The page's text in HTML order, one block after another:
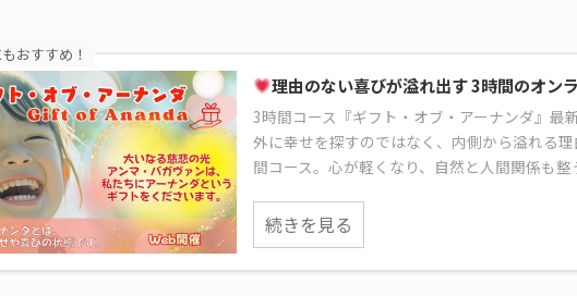
おすすめ！
理由のない喜びが溢れ出す 3時間のオン
3時間コース『ギフト・オブ・アーナンダ』最
外に幸せを探すのではなく、内側から溢れる
間コース。心が軽くなり、自然と人間関係も
続きを見る